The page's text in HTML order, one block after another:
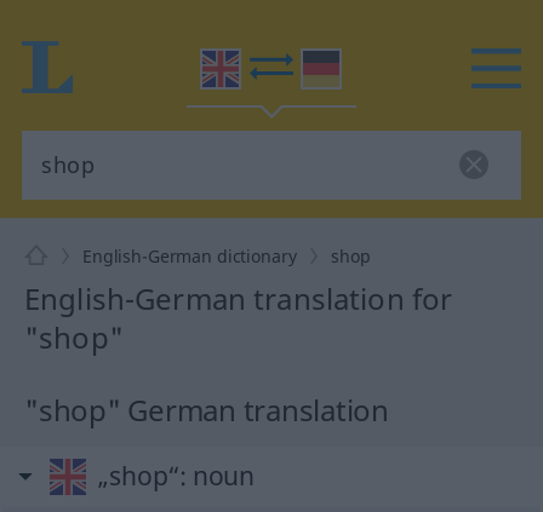
English-German dictionary shop
English-German translation for
"shop"
"shop" German translation
„shop“: noun